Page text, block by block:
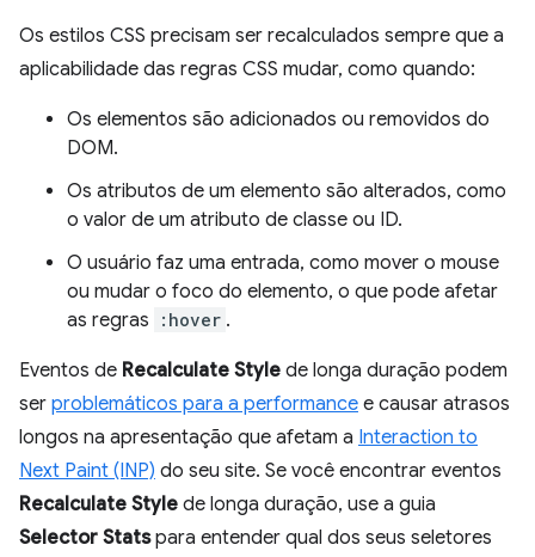
Os estilos CSS precisam ser recalculados sempre que a
aplicabilidade das regras CSS mudar, como quando:
Os elementos são adicionados ou removidos do
DOM.
Os atributos de um elemento são alterados, como
o valor de um atributo de classe ou ID.
O usuário faz uma entrada, como mover o mouse
ou mudar o foco do elemento, o que pode afetar
as regras
:hover .
Eventos de Recalculate Style de longa duração podem
ser problemáticos para a performance e causar atrasos
longos na apresentação que afetam a Interaction to
Next Paint (INP) do seu site. Se você encontrar eventos
Recalculate Style de longa duração, use a guia
Selector Statspara entender qual dos seus seletores